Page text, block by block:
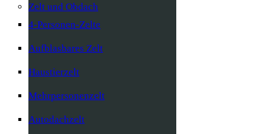
Zelt und Obdach
4-Personen-Zelte
Aufblasbares Zelt
Haustierzelt
Mehrpersonenzelt
Autodachzelt